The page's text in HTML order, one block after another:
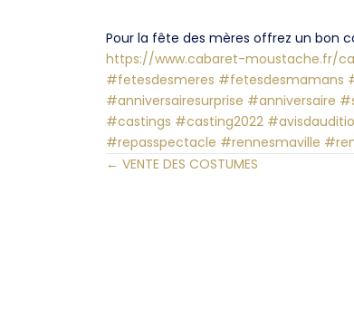
Pour la fête des mères offrez un bon
https://www.cabaret-moustache.fr/
#fetesdesmeres #fetesdesmamans
#anniversairesurprise #anniversaire
#castings #casting2022
#repasspectacle #rennesmaville
Posts
← VENTE DES COSTUMES